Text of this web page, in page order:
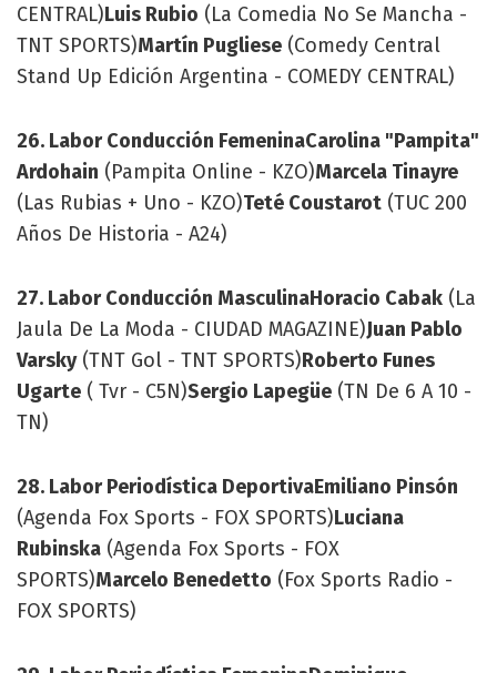
CENTRAL)Luis Rubio (La Comedia No Se Mancha -
TNT SPORTS)Martín Pugliese (Comedy Central
Stand Up Edición Argentina - COMEDY CENTRAL)
26. Labor Conducción FemeninaCarolina "Pampita"
Ardohain (Pampita Online - KZO)Marcela Tinayre
(Las Rubias + Uno - KZO)Teté Coustarot (TUC 200
Años De Historia - A24)
27. Labor Conducción MasculinaHoracio Cabak (La
Jaula De La Moda - CIUDAD MAGAZINE)Juan Pablo
Varsky(TNT Gol - TNT SPORTS)Roberto Funes
Ugarte ( Tvr - C5N)Sergio Lapegüe (TN De 6 A 10 -
TN)
28. Labor Periodística DeportivaEmiliano Pinsón
(Agenda Fox Sports - FOX SPORTS)Luciana
Rubinska (Agenda Fox Sports - FOX
SPORTS)Marcelo Benedetto (Fox Sports Radio -
FOX SPORTS)